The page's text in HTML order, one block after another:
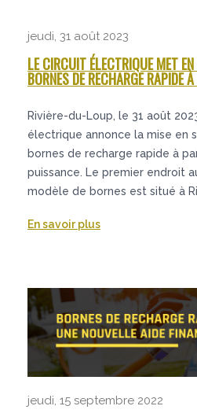
jeudi, 31 août 2023
LE CIRCUIT ÉLECTRIQUE MET
BORNES DE RECHARGE RAPIDE
Rivière-du-Loup, le 31 août
électrique annonce la mise en
bornes de recharge rapide à
puissance. Le premier endroit
modèle de bornes est situé à
En savoir plus
jeudi, 15 septembre 2022